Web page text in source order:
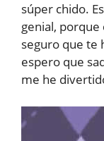
súper chido.
genial,
seguro que te
espero que
me he